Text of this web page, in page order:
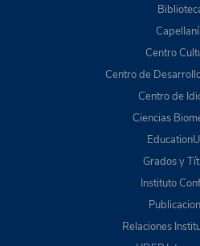
Centro
Centro de
Centro de
Ciencias
Grados y
Instituto
Relaciones